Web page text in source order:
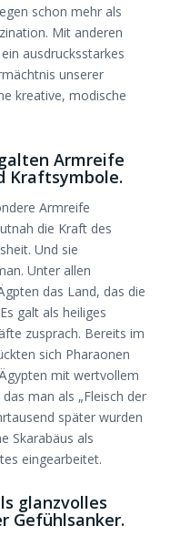
schon mehr als
Mit anderen
ausdrucksstarkes
unserer
kreative, modische
Armreife
Kraftsymbole.
Armreife
die Kraft des
Und sie
Unter allen
das Land, das die
galt als heiliges
zusprach. Bereits im
sich Pharaonen
mit wertvollem
man als „Fleisch der
später wurden
Skarabäus als
eingearbeitet.
glanzvolles
Gefühlsanker.